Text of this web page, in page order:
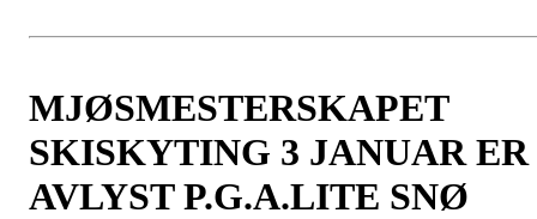
MJØSMESTERSKAPET
SKISKYTING 3 JANUAR ER
AVLYST P.G.A.LITE SNØ